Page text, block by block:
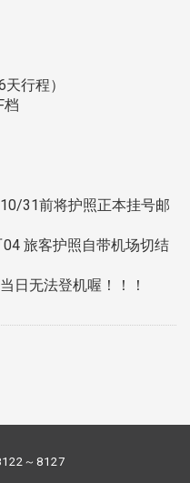
行程）
档
10/31前将护照正本挂号邮
旅客护照自带机场切结
日无法登机喔！！！
～8127